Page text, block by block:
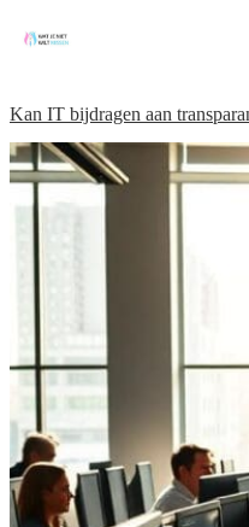
Kan IT bijdragen aan